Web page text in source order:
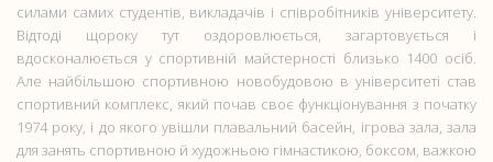
силами самих студентів, викладачів і співробітників університету.
Відтоді щороку тут оздоровлюється, загартовується і
вдосконалюється у спортивній майстерності близько 1400 осіб.
Але найбільшою спортивною новобудовою в університеті став
спортивний комплекс, який почав своє функціонування з початку
1974 року, і до якого увішли плавальний басейн, ігрова зала, зала
для занять спортивною й художньою гімнастикою, боксом, важкою